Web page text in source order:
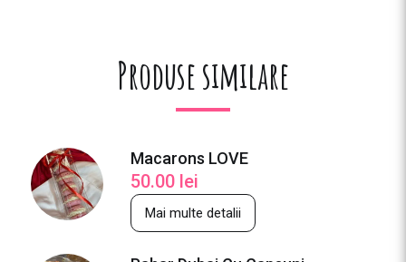
Produse similare
Macarons LOVE
50.00 lei
Mai multe detalii